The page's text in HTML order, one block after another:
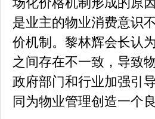
是业主的物业消费意识
价机制。黎林辉会长认
之间存在不一致，导致
政府部门和行业加强引
同为物业管理创造一个